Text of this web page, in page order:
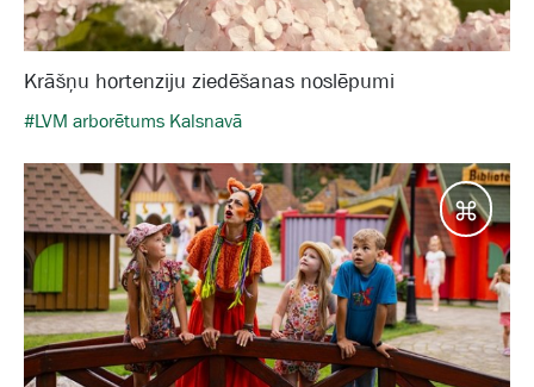
Krāšņu hortenziju ziedēšanas noslēpumi
#LVM arborētums Kalsnavā